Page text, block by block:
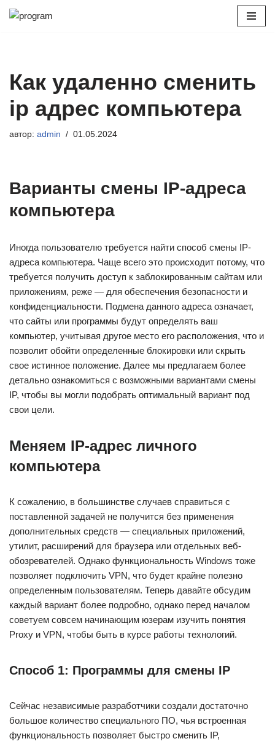
Как удаленно сменить
ip адрес компьютера
автор: admin 01.05.2024
Варианты смены IP-адреса
компьютера
Иногда пользователю требуется найти способ смены IP-
адреса компьютера. Чаще всего это происходит потому, что
требуется получить доступ к заблокированным сайтам или
приложениям, реже — для обеспечения безопасности и
конфиденциальности. Подмена данного адреса означает,
что сайты или программы будут определять ваш
компьютер, учитывая другое место его расположения, что и
позволит обойти определенные блокировки или скрыть
свое истинное положение. Далее мы предлагаем более
детально ознакомиться с возможными вариантами смены
IP, чтобы вы могли подобрать оптимальный вариант под
свои цели.
Меняем IP-адрес личного
компьютера
К сожалению, в большинстве случаев справиться с
поставленной задачей не получится без применения
дополнительных средств — специальных приложений,
утилит, расширений для браузера или отдельных веб-
обозревателей. Однако функциональность Windows тоже
позволяет подключить VPN, что будет крайне полезно
определенным пользователям. Теперь давайте обсудим
каждый вариант более подробно, однако перед началом
советуем совсем начинающим юзерам изучить понятия
Proxy и VPN, чтобы быть в курсе работы технологий.
Способ 1: Программы для смены IP
Сейчас независимые разработчики создали достаточно
большое количество специального ПО, чья встроенная
функциональность позволяет быстро сменить IP,